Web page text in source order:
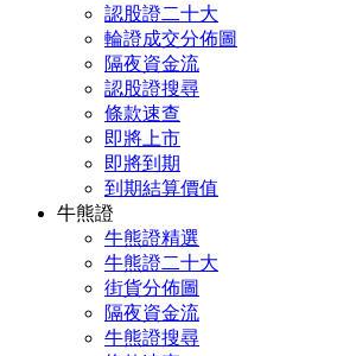
認股證二十大
輪證成交分佈圖
隔夜資金流
認股證搜尋
條款速查
即將上市
即將到期
到期結算價值
牛熊證
牛熊證精選
牛熊證二十大
街貨分佈圖
隔夜資金流
牛熊證搜尋